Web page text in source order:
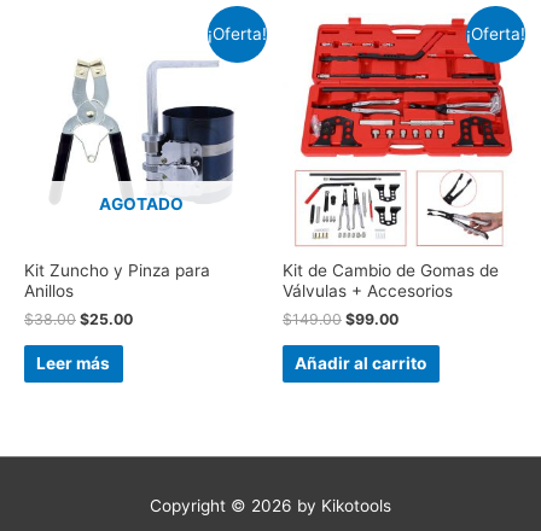
¡Oferta!
AGOTADO
Kit Zuncho y Pinza para
Anillos
$38.00 $25.00
Leer más
¡Oferta!
Kit de Cambio de Gomas de
Válvulas + Accesorios
$149.00 $99.00
Añadir al carrito
Copyright © 2026 by Kikotools